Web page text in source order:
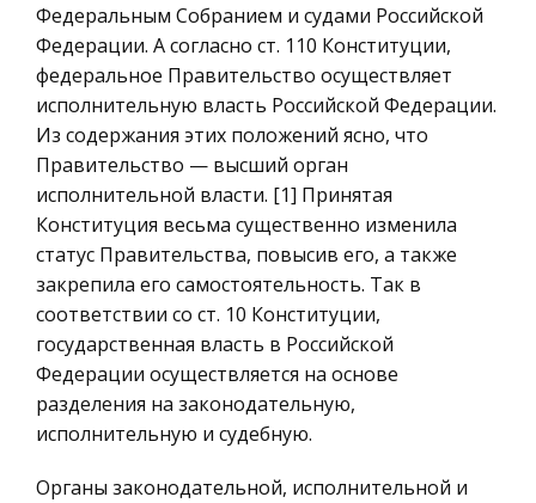
Здоровье
Астрономия
Биржевое дело
Биология
Экономико-математическое
моделирование
Российское предпринимательское право
Искусство
Физкультура и Спорт, Здоровье
Гражданская оборона
Геология
Религия
Уголовный процесс
необходимым условием выработки
экономическими агентами адекватных
решений, как на микро -, так и на макро уровне.
А о дним из факторов выхода нашей страны из
к
Федеральным Собранием и судами Российской
Федерации. А согласно ст. 110 Конституции,
федеральное Правительство осуществляет
исполнительную власть Российской Федерации.
Из содержания этих положений ясно, что
Правительство — высший орган
исполнительной власти. [1] Принятая
Конституция весьма существенно изменила
статус Правительства, повысив его, а также
закрепила его самостоятельность. Так в
соответствии со ст. 10 Конституции,
государственная власть в Российской
Федерации осуществляется на основе
разделения на законодательную,
исполнительную и судебную.
Органы законодательной, исполнительной и